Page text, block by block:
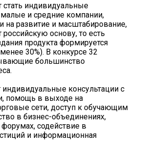
стать индивидуальные
и средние компании,
на развитие и масштабирование,
основу, то есть
продукта формируется
30%). В конкурсе 32
большинство
консультации с
помощь в выходе на
сети, доступ к обучающим
в бизнес-объединениях,
содействие в
и информационная